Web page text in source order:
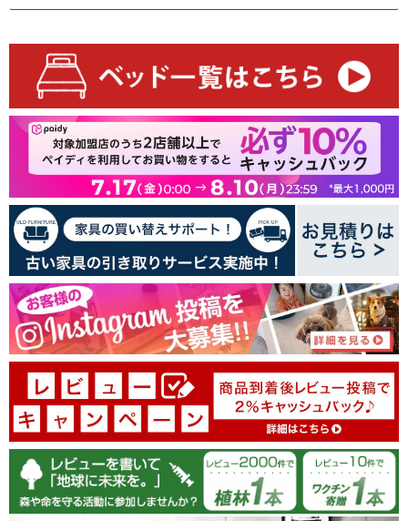
お客様のレビュー
5つ星中4.45つ星
レビュー数 84 件
53
23
4
1
3
レビューを書く
100.0